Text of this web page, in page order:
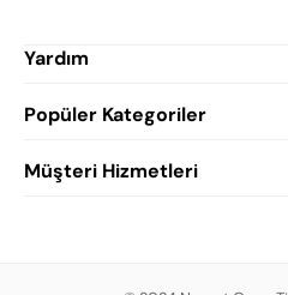
Yardım
Popüler Kategoriler
Erkek Klasik
Erkek Günlük
Müşteri Hizmetleri